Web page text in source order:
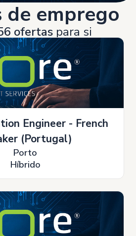
de emprego
ofertas para si
Engineer - French
(Portugal)
Porto
Híbrido